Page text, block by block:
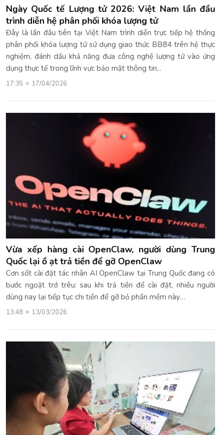
Ngày Quốc tế Lượng tử 2026: Việt Nam lần đầu
trình diễn hệ phân phối khóa lượng tử
Đây là lần đầu tiên tại Việt Nam trình diễn trực tiếp hệ thống
phân phối khóa lượng tử sử dụng giao thức BB84 trên hệ thực
nghiệm, đánh dấu khả năng đưa công nghệ lượng tử vào ứng
dụng thực tế trong lĩnh vực bảo mật thông tin...
17:35 17/04/2026
Vừa xếp hàng cài OpenClaw, người dùng Trung
Quốc lại ồ ạt trả tiền để gỡ OpenClaw
Cơn sốt cài đặt tác nhân AI OpenClaw tại Trung Quốc đang có
bước ngoặt trớ trêu: sau khi trả tiền để cài đặt, nhiều người
dùng nay lại tiếp tục chi tiền để gỡ bỏ phần mềm này…
13:48 13/03/2026